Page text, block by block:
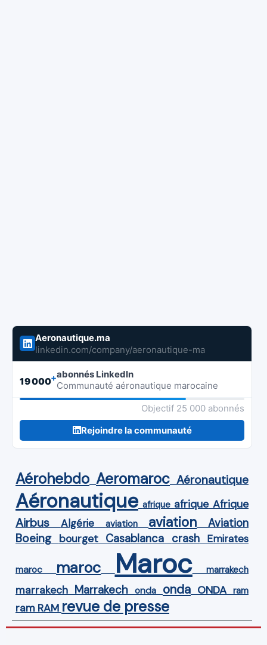
Aeronautique.ma
linkedin.com/company/aeronautique-ma
19 000+abonnés LinkedIn
Communauté aéronautique marocaine
Objectif 25 000 abonnés
Rejoindre la communauté
Aérohebdo Aeromaroc Aéronautique
Aéronautique afrique afrique Afrique
Airbus Algérie aviation aviation Aviation
Boeing bourget Casablanca crash Emirates
maroc maroc Maroc marrakech
marrakech Marrakech onda onda ONDA ram
ram RAM revue de presse